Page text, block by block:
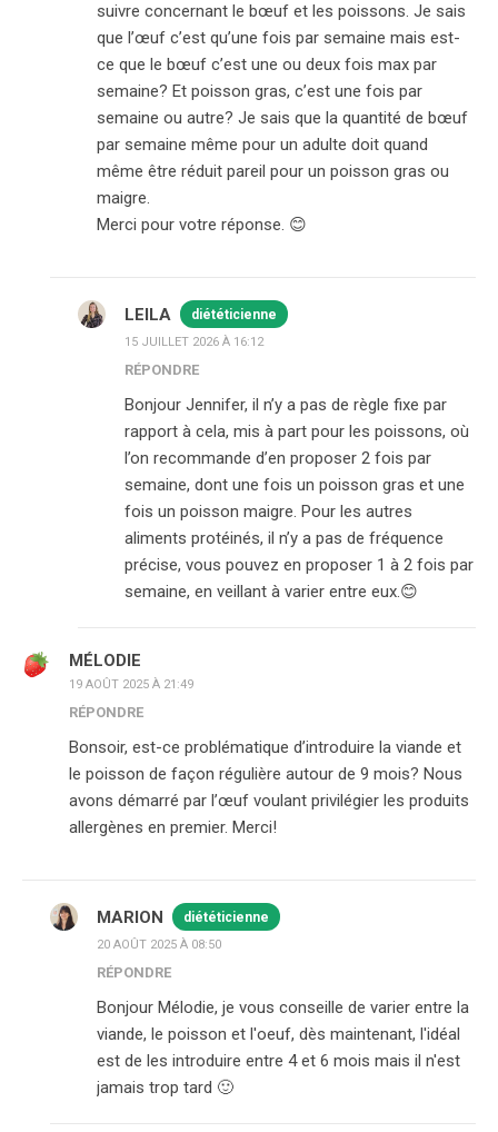
suivre concernant le bœuf et les poissons. Je sais
que l’œuf c’est qu’une fois par semaine mais est-
ce que le bœuf c’est une ou deux fois max par
semaine? Et poisson gras, c’est une fois par
semaine ou autre? Je sais que la quantité de bœuf
par semaine même pour un adulte doit quand
même être réduit pareil pour un poisson gras ou
maigre.
Merci pour votre réponse. 😊
LEILA diététicienne
15 JUILLET 2026 À 16:12
RÉPONDRE
Bonjour Jennifer, il n’y a pas de règle fixe par
rapport à cela, mis à part pour les poissons, où
l’on recommande d’en proposer 2 fois par
semaine, dont une fois un poisson gras et une
fois un poisson maigre. Pour les autres
aliments protéinés, il n’y a pas de fréquence
précise, vous pouvez en proposer 1 à 2 fois par
semaine, en veillant à varier entre eux.😊
MÉLODIE
19 AOÛT 2025 À 21:49
RÉPONDRE
Bonsoir, est-ce problématique d’introduire la viande et
le poisson de façon régulière autour de 9 mois? Nous
avons démarré par l’œuf voulant privilégier les produits
allergènes en premier. Merci!
MARION diététicienne
20 AOÛT 2025 À 08:50
RÉPONDRE
Bonjour Mélodie, je vous conseille de varier entre la
viande, le poisson et l'oeuf, dès maintenant, l'idéal
est de les introduire entre 4 et 6 mois mais il n'est
jamais trop tard 🙂